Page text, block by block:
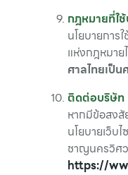
กฎหมายที่ใ
นโยบายการ
แห่งกฎหมาย
ศาลไทยเป็
ติดต่อบริษัท
หากมีข้อสงสั
นโยบายเว็บ
ชาญนครวิศ
https://